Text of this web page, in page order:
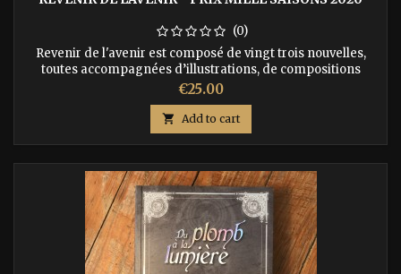
(0)
Revenir de l'avenir est composé de vingt trois nouvelles,
toutes accompagnées d’illustrations, de compositions
musicales et de libre-courts cinématographiques. ISBN :
9791092700138
Price
€25.00
 Add to cart